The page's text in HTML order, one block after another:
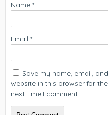
Name*
Email*
Save my name, email, and
website in this browser for the
next time I comment.